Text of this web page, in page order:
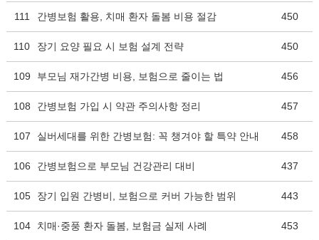
111 간병보험 활용, 치매 환자 돌봄 비용 절감 450
110 장기 요양 필요 시 보험 설계 전략 450
109 부모님 재가간병 비용, 보험으로 줄이는 법 456
108 간병보험 가입 시 약관 주의사항 정리 457
107 실버세대를 위한 간병보험: 꼭 챙겨야 할 특약 안내 458
106 간병보험으로 부모님 건강관리 대비 437
105 장기 입원 간병비, 보험으로 커버 가능한 범위 443
104 치매·중풍 환자 돌봄, 보험금 실제 사례 453